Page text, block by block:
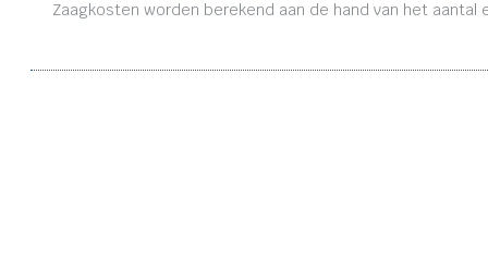
Zaagkosten worden berekend aan de hand van het